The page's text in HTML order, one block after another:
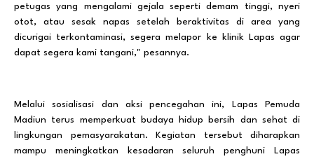
petugas yang mengalami gejala seperti demam tinggi, nyeri
otot, atau sesak napas setelah beraktivitas di area yang
dicurigai terkontaminasi, segera melapor ke klinik Lapas agar
dapat segera kami tangani," pesannya.
Melalui sosialisasi dan aksi pencegahan ini, Lapas Pemuda
Madiun terus memperkuat budaya hidup bersih dan sehat di
lingkungan pemasyarakatan. Kegiatan tersebut diharapkan
mampu meningkatkan kesadaran seluruh penghuni Lapas